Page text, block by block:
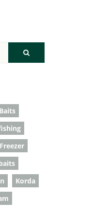
Baits
Freezer
Korda